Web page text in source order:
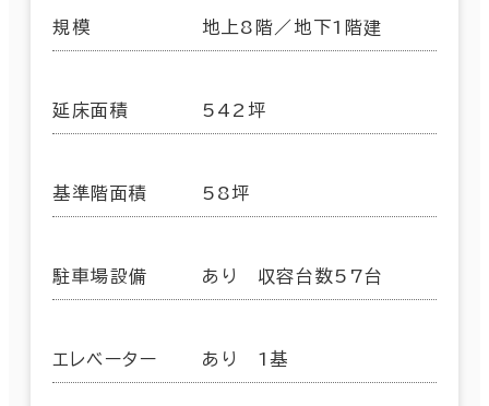
規模 地上8階／地下1階建
延床面積 542坪
基準階面積 58坪
駐車場設備 あり 収容台数57台
エレベーター あり 1基